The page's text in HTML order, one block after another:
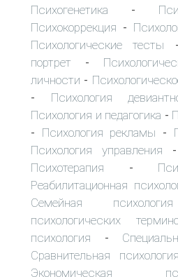
Психогенетика -
Психокоррекция -
Психологические тесты
портрет -
личности -
- Психология
Психология и педагогика -
- Психология рекламы -
Психология управления
Психотерапия -
Реабилитационная
Семейная психология
психологических
психология -
Сравнительная
Экономическая